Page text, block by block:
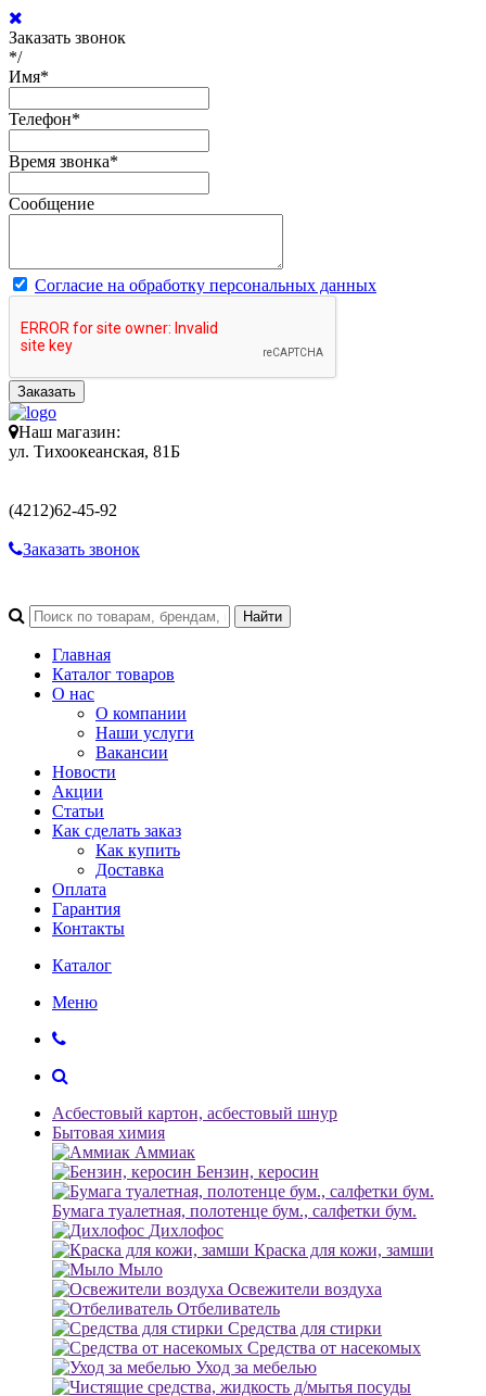
Заказать звонок
*/
Имя*
Телефон*
Время звонка*
Сообщение
Согласие на обработку персональных данных
Заказать
Наш магазин:
ул. Тихоокеанская, 81Б
(4212)62-45-92
Заказать звонок
Главная
Каталог товаров
О нас
О компании
Наши услуги
Вакансии
Новости
Акции
Статьи
Как сделать заказ
Как купить
Доставка
Оплата
Гарантия
Контакты
Каталог
Меню
Асбестовый картон, асбестовый шнур
Бытовая химия
Аммиак
Бензин, керосин
Бумага туалетная, полотенце бум., салфетки бум.
Дихлофос
Краска для кожи, замши
Мыло
Освежители воздуха
Отбеливатель
Средства для стирки
Средства от насекомых
Уход за мебелью